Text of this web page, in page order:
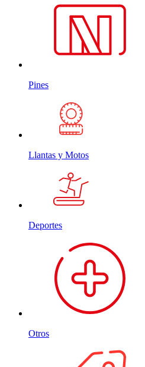
Pines
Llantas y Motos
Deportes
Otros